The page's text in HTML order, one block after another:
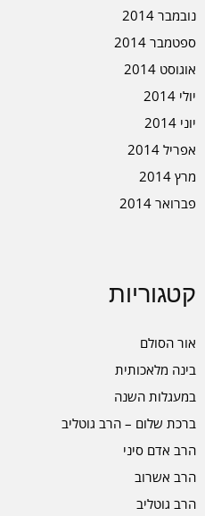
נובמבר 2014
ספטמבר 2014
אוגוסט 2014
יולי 2014
יוני 2014
אפריל 2014
מרץ 2014
פברואר 2014
קטגוריות
אור הסולם
בינה מלאכותית
במעגלות השנה
ברכת שלום – הרב גוטליב
הרב אדם סיני
הרב אשרוב
הרב גוטליב